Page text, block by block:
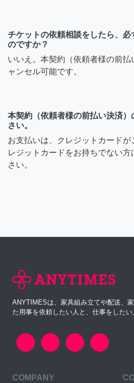
チケットの依頼相談をしたら、
のですか？
いいえ。本契約（依頼者様の前
ャンセル可能です。
本契約（依頼者様の前払い決済
さい。
お支払いは、クレジットカードが
レジットカードをお持ちでない
さい。
ANYTIMESは、家具組み立てや配送、
た用事を依頼したい人と、仕事をしたい
COMPANY